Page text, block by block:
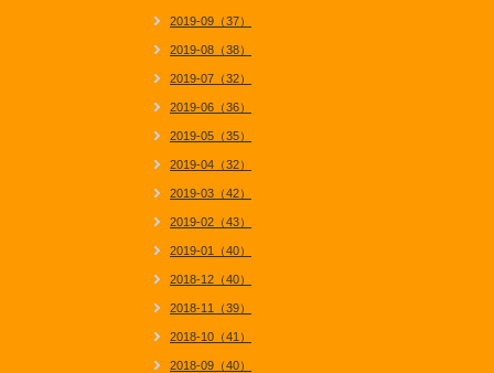
2019-09（37）
2019-08（38）
2019-07（32）
2019-06（36）
2019-05（35）
2019-04（32）
2019-03（42）
2019-02（43）
2019-01（40）
2018-12（40）
2018-11（39）
2018-10（41）
2018-09（40）